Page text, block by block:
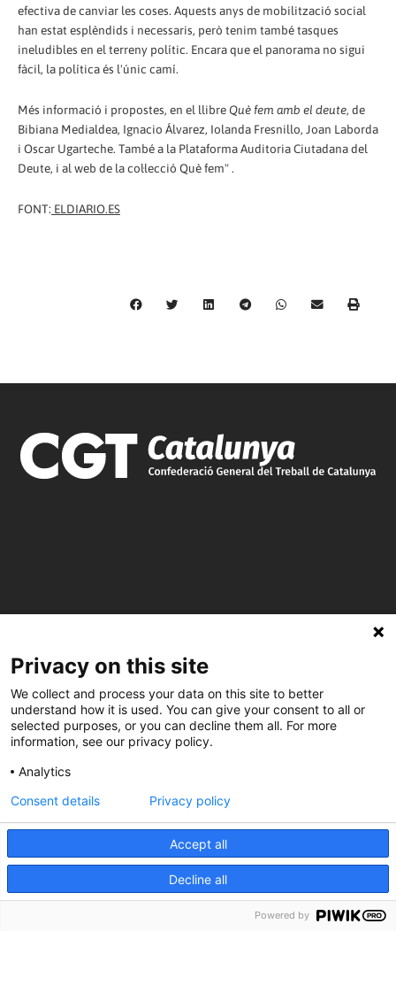
efectiva de canviar les coses. Aquests anys de mobilització social
han estat esplèndids i necessaris, però tenim també tasques
ineludibles en el terreny polític. Encara que el panorama no sigui
fàcil, la política és l'únic camí.
Més informació i propostes, en el llibre Què fem amb el deute, de
Bibiana Medialdea, Ignacio Álvarez, Iolanda Fresnillo, Joan Laborda
i Oscar Ugarteche. També a la Plataforma Auditoria Ciutadana del
Deute, i al web de la col·lecció Què fem" .
FONT: ELDIARIO.ES
spccc@ spcgtcatalunya.cat
935 120 481
@CGTCatalunya
cgtcatalunya
cgtcatalunya
Privacy on this site
We collect and process your data on this site to better
understand how it is used. You can give your consent to all or
selected purposes, or you can decline them all. For more
information, see our privacy policy.
Analytics
Accept all
Decline all
Consent details Privacy policy
Powered by